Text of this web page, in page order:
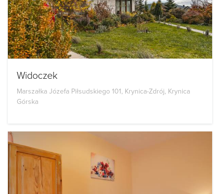
Widoczek
Marszałka Józefa Piłsudskiego 101, Krynica-Zdrój, Krynica
Górska